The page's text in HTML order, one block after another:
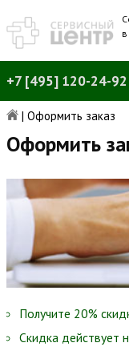
+7 [495] 120-24-92
| Оформить заказ
Оформить
Получите 20%
Скидка действует